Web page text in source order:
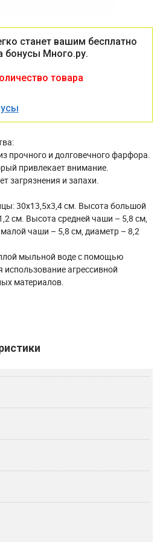
станет вашим бесплатно
бонусы Много.ру.
товара
прочного и долговечного фарфора.
привлекает внимание.
загрязнения и запахи.
30х13,5х3,4 см. Высота большой
см. Высота средней чаши – 5,8 см,
чаши – 5,8 см, диаметр – 8,2
мыльной воде с помощью
агрессивной
материалов.